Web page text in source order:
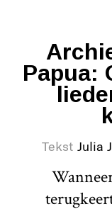
Papua:
Tekst Julia